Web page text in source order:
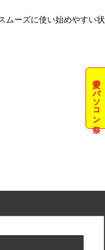
夏のパソコン祭
ムーズに使い始めやすい